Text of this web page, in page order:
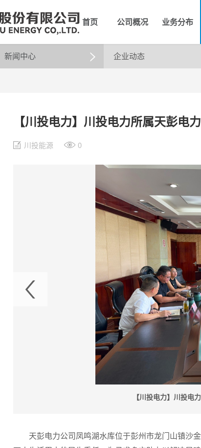
首页 公司概况 业务分布
企业荣誉
公司邮箱
新闻中心  企业动态
【川投电力】川投电力所属天彭电
川投能源 0
【川投电力】川投电
天彭电力公司凤鸣湖水库位于彭州市龙门山镇沙